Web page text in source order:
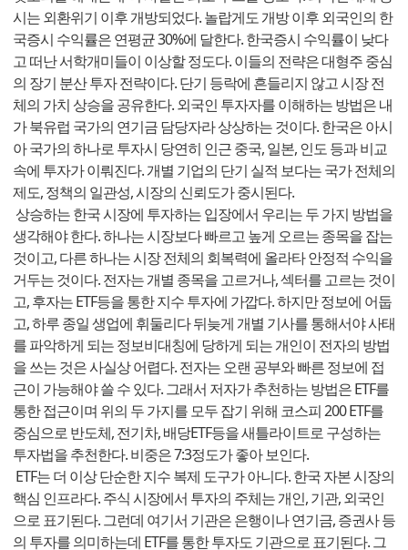
시는 외환위기 이후 개방되었다. 놀랍게도 개방 이후 외국인의 한
국증시 수익률은 연평균 30%에 달한다. 한국증시 수익률이 낮다
고 떠난 서학개미들이 이상할 정도다. 이들의 전략은 대형주 중심
의 장기 분산 투자 전략이다. 단기 등락에 흔들리지 않고 시장 전
체의 가치 상승을 공유한다. 외국인 투자자를 이해하는 방법은 내
가 북유럽 국가의 연기금 담당자라 상상하는 것이다. 한국은 아시
아 국가의 하나로 투자시 당연히 인근 중국, 일본, 인도 등과 비교
속에 투자가 이뤄진다. 개별 기업의 단기 실적 보다는 국가 전체의
제도, 정책의 일관성, 시장의 신뢰도가 중시된다.
상승하는 한국 시장에 투자하는 입장에서 우리는 두 가지 방법을
생각해야 한다. 하나는 시장보다 빠르고 높게 오르는 종목을 잡는
것이고, 다른 하나는 시장 전체의 회복력에 올라타 안정적 수익을
거두는 것이다. 전자는 개별 종목을 고르거나, 섹터를 고르는 것이
고, 후자는 ETF등을 통한 지수 투자에 가깝다. 하지만 정보에 어둡
고, 하루 종일 생업에 휘둘리다 뒤늦게 개별 기사를 통해서야 사태
를 파악하게 되는 정보비대칭에 당하게 되는 개인이 전자의 방법
을 쓰는 것은 사실상 어렵다. 전자는 오랜 공부와 빠른 정보에 접
근이 가능해야 쓸 수 있다. 그래서 저자가 추천하는 방법은 ETF를
통한 접근이며 위의 두 가지를 모두 잡기 위해 코스피 200 ETF를
중심으로 반도체, 전기차, 배당ETF등을 새틀라이트로 구성하는
투자법을 추천한다. 비중은 7:3정도가 좋아 보인다.
ETF는 더 이상 단순한 지수 복제 도구가 아니다. 한국 자본 시장의
핵심 인프라다. 주식 시장에서 투자의 주체는 개인, 기관, 외국인
으로 표기된다. 그런데 여기서 기관은 은행이나 연기금, 증권사 등
의 투자를 의미하는데 ETF를 통한 투자도 기관으로 표기된다. 그